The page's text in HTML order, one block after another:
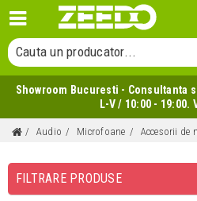
Cauta o categorie...
Cauta un producator...
Cauta un produs...
Showroom Bucuresti - Consultanta
L-V / 10:00 - 19:00.
Audio Microfoane Accesorii de
FILTRARE PRODUSE